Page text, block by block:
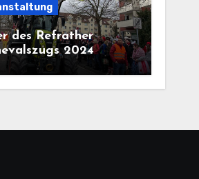
des Refrather
2024